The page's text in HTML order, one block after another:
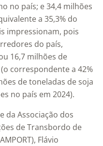
seca,
o
todo”
no país; e 34,4 milhões
a 35,3% do
impressionam, pois
do país,
16,7 milhões de
correspondente a 42%
de toneladas de soja
no país em 2024).
da Associação dos
de Transbordo de
Flávio